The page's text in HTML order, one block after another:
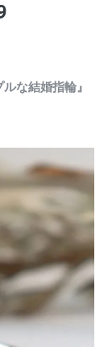
な結婚指輪』